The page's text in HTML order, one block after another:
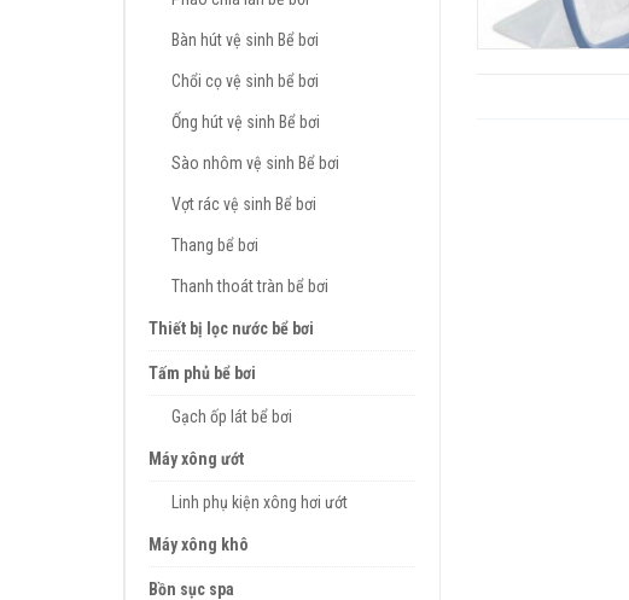
Bàn hút vệ sinh Bể bơi
Chổi cọ vệ sinh bể bơi
Ống hút vệ sinh Bể bơi
Sào nhôm vệ sinh Bể bơi
Vợt rác vệ sinh Bể bơi
Thang bể bơi
Thanh thoát tràn bể bơi
Thiết bị lọc nước bể bơi
Tấm phủ bể bơi
Gạch ốp lát bể bơi
Máy xông ướt
Linh phụ kiện xông hơi ướt
Máy xông khô
Bồn sục spa